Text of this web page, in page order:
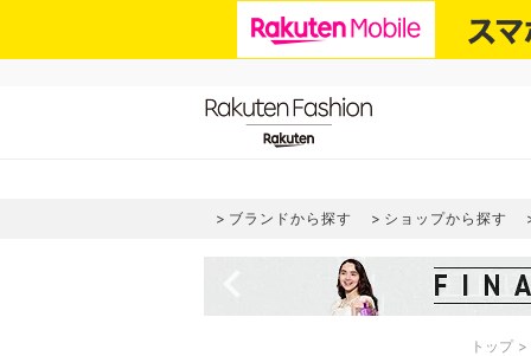
ブランドから探す ショップから探す
トップ